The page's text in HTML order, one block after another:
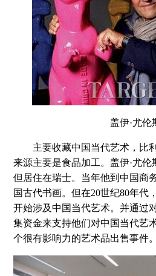
盖伊·尤伦
主要收藏中国当代艺术，比利
来源主要是食品加工。盖伊·尤伦
但居住在瑞士。当年他到中国商
国古代书画。但在20世纪80年代
开始涉及中国当代艺术。并通过
集资金来支持他们对中国当代艺
个很有影响力的艺术品出售事件。